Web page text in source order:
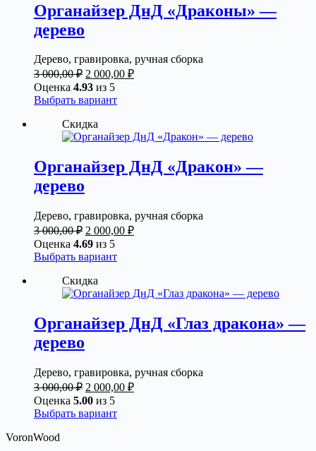
Органайзер ДнД «Драконы» —
дерево
Дерево, гравировка, ручная сборка
3 000,00₽ Первоначальная
цена
составляла
3
000,00 ₽.
2 000,00 ₽Текущая
Оценка 4.93 из 5
Выбрать вариантЭтот
несколько
Опции
можно
странице
товара.
Скидка
Органайзер ДнД «Дракон» —
дерево
Дерево, гравировка, ручная сборка
3 000,00₽ Первоначальная
цена
составляла
3
000,00 ₽.
2 000,00 ₽Текущая
Оценка 4.69 из 5
Выбрать вариантЭтот
несколько
Опции
можно
странице
товара.
Скидка
Органайзер ДнД «Глаз дракона» —
дерево
Дерево, гравировка, ручная сборка
3 000,00₽ Первоначальная
цена
составляла
3
2 000,00 ₽Текущая
Оценка 5.00 из 5
Выбрать вариантЭтот
VoronWood